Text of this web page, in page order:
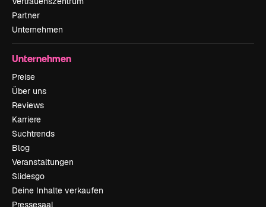
Partner
Unternehmen
Unternehmen
Preise
Über uns
Reviews
Karriere
Suchtrends
Blog
Veranstaltungen
Slidesgo
Deine Inhalte verkaufen
Pressesaal